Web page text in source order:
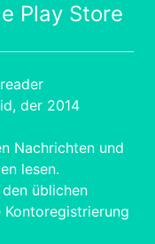
Play Store
der 2014
Nachrichten und
lesen.
üblichen
Kontoregistrierung